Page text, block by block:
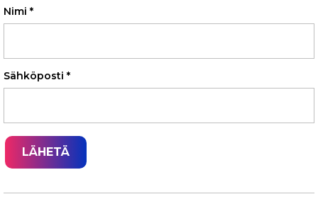
Nimi *
Sähköposti *